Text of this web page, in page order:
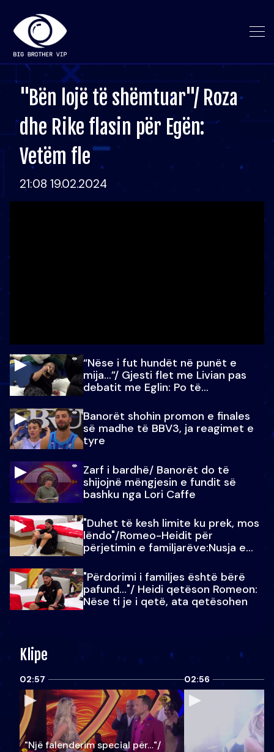
"Bën lojë të shëmtuar"/ Roza
dhe Rike flasin për Egën:
Vetëm fle
21:08 19.02.2024
“Nëse i fut hundët në punët e
mija…”/ Gjesti flet me Livian pas
debatit me Eglin: Po të
Banorët shohin promon e finales
së madhe të BBV3, ja reagimet e
tyre
Zarf i bardhë/ Banorët do të
shijojnë mëngjesin e fundit së
bashku nga Lori Caffe
"Duhet të kesh limite ku prek, mos
lëndo"/Romeo-Heidit për
përjetimin e familjarëve:Nusja e
"Përdorimi i familjes është bërë
pafund…"/ Heidi qetëson Romeon:
Nëse ti je i qetë, ata qetësohen
Klipe
02:57
"Një falenderim special për…"/
02:56